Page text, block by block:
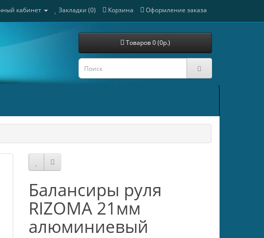
кабинет Закладки (0) Корзина Оформление заказа
Товаров 0 (0р.)
Балансиры руля
RIZOMA 21мм
алюминиевый